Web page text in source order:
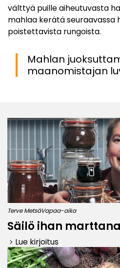
välttyä puille aiheutuvasta
mahlaa kerätä seuraavassa
poistettavista rungoista.
Mahlan
maanomistajan
Terve MetsäVapaa-aika
Säilö ihan
keyboard_arrow_right Lue kirjoitus